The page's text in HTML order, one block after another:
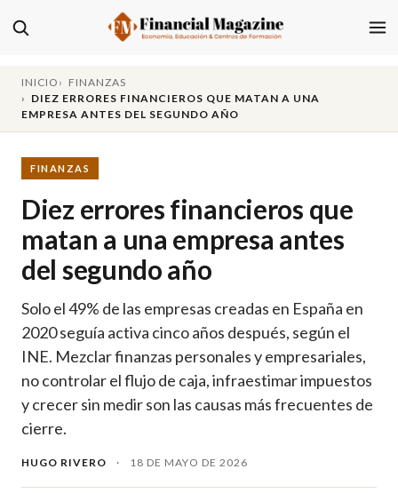
INICIO
FINANZAS
DIEZ ERRORES FINANCIEROS QUE MATAN A UNA
EMPRESA ANTES DEL SEGUNDO AÑO
FINANZAS
Diez errores financieros que
matan a una empresa antes
del segundo año
Solo el 49% de las empresas creadas en España en
2020 seguía activa cinco años después, según el
INE. Mezclar finanzas personales y empresariales,
no controlar el flujo de caja, infraestimar impuestos
y crecer sin medir son las causas más frecuentes de
cierre.
HUGO RIVERO · 18 DE MAYO DE 2026